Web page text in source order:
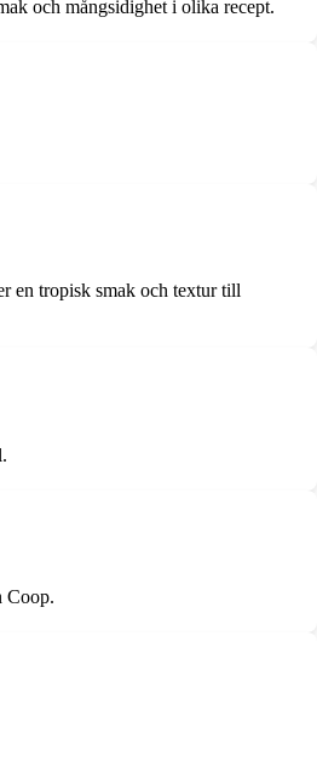
och mångsidighet i olika recept.
en tropisk smak och textur till
Coop.